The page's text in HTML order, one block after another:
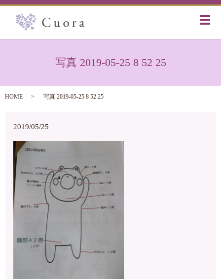
メ
写真 2019-05-25 8 52 25
HOME 写真 2019-05-25 8 52 25
2019/05/25